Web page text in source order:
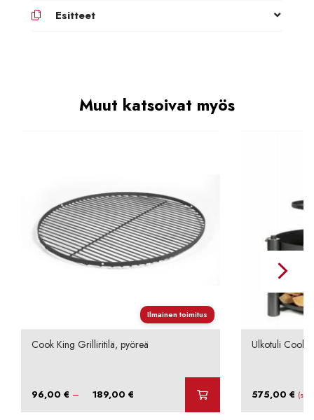
Esitteet
Muut katsoivat myös
Ilmainen toimitus
Cook King Grilliritilä, pyöreä
96,00€ – 189,00€
Ulkotuli Cook
575,00 € (sis.